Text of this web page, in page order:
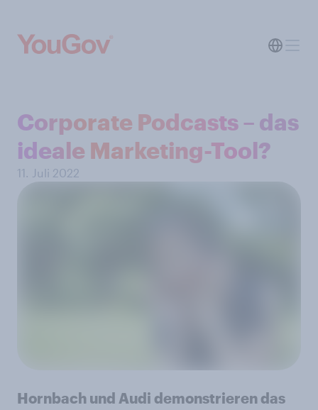
Corporate Podcasts – das
ideale Marketing-Tool?
11. Juli 2022
Hornbach und Audi demonstrieren das